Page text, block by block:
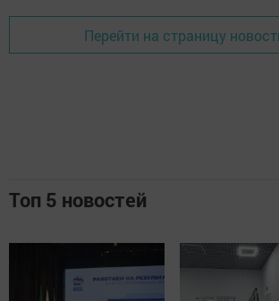
Перейти на страницу
Топ 5 новостей